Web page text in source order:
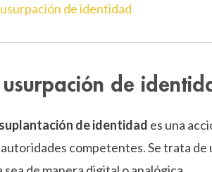
de identidad
de
de identidad es una
competentes. Se trata de